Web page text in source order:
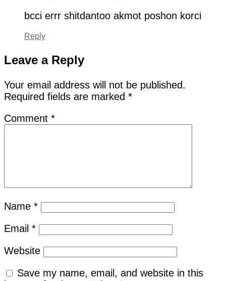
bcci errr shitdantoo akmot poshon korci
Reply
Leave a Reply
Your email address will not be published.
Required fields are marked *
Comment *
Name *
Email *
Website
Save my name, email, and website in this